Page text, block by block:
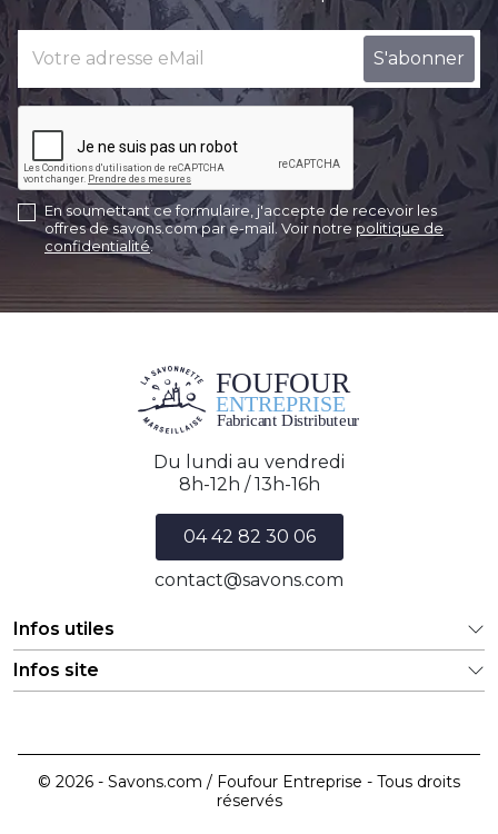
En soumettant ce formulaire, j'accepte de recevoir les
offres de savons.com par e-mail. Voir notre politique de
confidentialité.
Du lundi au vendredi
8h-12h / 13h-16h
04 42 82 30 06
contact@savons.com
Infos utiles
Infos site
© 2026 - Savons.com / Foufour Entreprise - Tous droits
réservés